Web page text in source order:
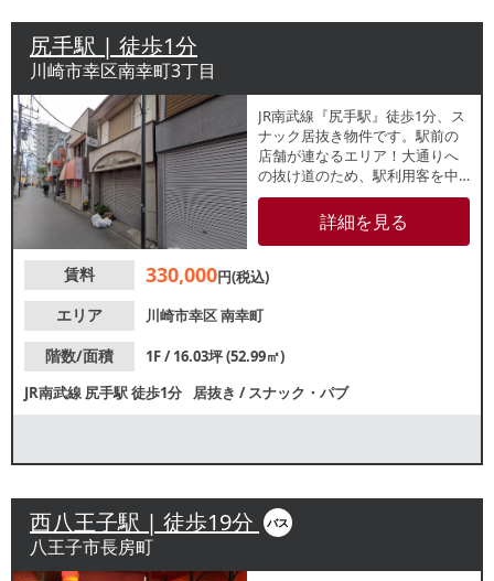
尻手駅 | 徒歩1分
川崎市幸区南幸町3丁目
JR南武線『尻手駅』徒歩1分、ス
ナック居抜き物件です。駅前の
店舗が連なるエリア！大通りへ
の抜け道のため、駅利用客を中
心に人通りの多いエリアです。
諸条件等、お気軽にお問い合わ
せください
詳細を見る
賃料 330,000円(税込)
エリア
川崎市幸区南幸町
階数/面積
1F / 16.03坪 (52.99㎡)
JR南武線 尻手駅徒歩1分 居抜き /スナック・パブ
西八王子駅 | 徒歩19分 バス
八王子市長房町